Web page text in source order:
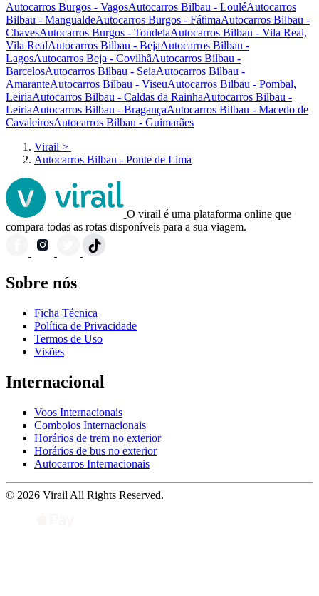
Autocarros Burgos - VagosAutocarros Bilbau - LouléAutocarros
Bilbau - MangualdeAutocarros Burgos - FátimaAutocarros Bilbau -
ChavesAutocarros Burgos - TondelaAutocarros Bilbau - Vila Real,
Vila RealAutocarros Bilbau - BejaAutocarros Bilbau -
LagosAutocarros Beja - CovilhãAutocarros Bilbau -
BarcelosAutocarros Bilbau - SeiaAutocarros Bilbau -
AmaranteAutocarros Bilbau - ViseuAutocarros Bilbau - Pombal,
LeiriaAutocarros Bilbau - Caldas da RainhaAutocarros Bilbau -
LeiriaAutocarros Bilbau - BragançaAutocarros Bilbau - Macedo de
CavaleirosAutocarros Bilbau - Guimarães
Virail >
Autocarros Bilbau - Ponte de Lima
O virail é uma plataforma online que
compara todas as rotas disponíveis para a sua viagem.
Sobre nós
Ficha Técnica
Política de Privacidade
Termos de Uso
Visões
Internacional
Voos Internacionais
Comboios Internacionais
Horários de trem no exterior
Horários de bus no exterior
Autocarros Internacionais
© 2026 Virail All Rights Reserved.